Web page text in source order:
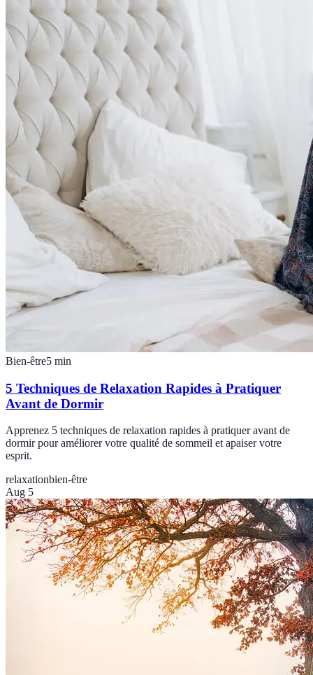
Bien-être5 min
5 Techniques de Relaxation Rapides à Pratiquer
Avant de Dormir
Apprenez 5 techniques de relaxation rapides à pratiquer avant de
dormir pour améliorer votre qualité de sommeil et apaiser votre
esprit.
relaxationbien-être
Aug 5